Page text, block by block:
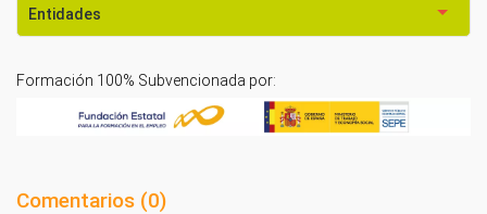
Entidades
Formación 100% Subvencionada por:
Comentarios (0)